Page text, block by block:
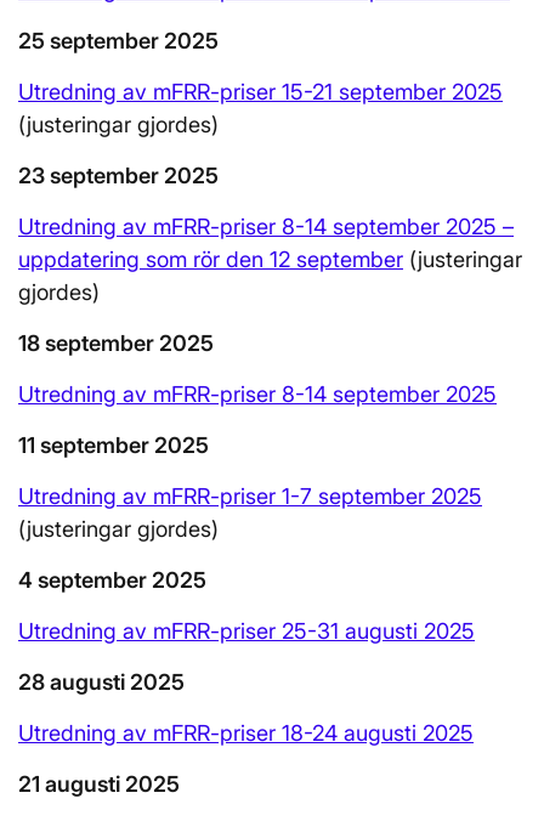
25 september 2025
Utredning av mFRR-priser 15-21 september 2025
(justeringar gjordes)
23 september 2025
Utredning av mFRR-priser 8-14 september 2025 –
uppdatering som rör den 12 september (justeringar
gjordes)
18 september 2025
Utredning av mFRR-priser 8-14 september 2025
11 september 2025
Utredning av mFRR-priser 1-7 september 2025
(justeringar gjordes)
4 september 2025
Utredning av mFRR-priser 25-31 augusti 2025
28 augusti 2025
Utredning av mFRR-priser 18-24 augusti 2025
21 augusti 2025